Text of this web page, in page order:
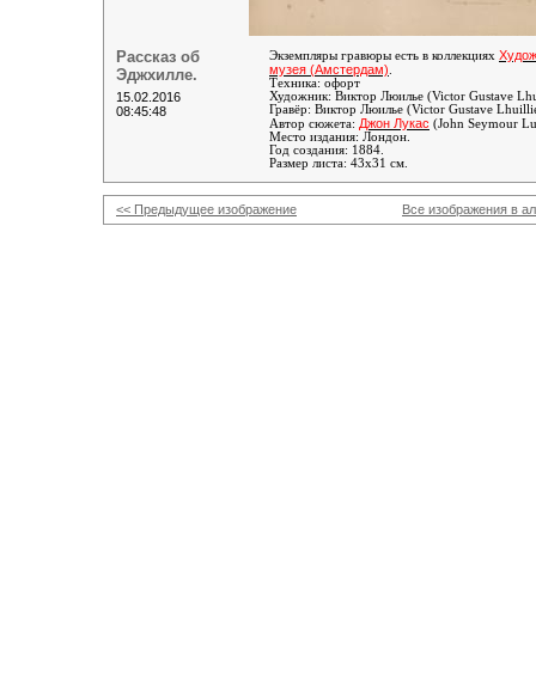
Рассказ об
Эджхилле.
15.02.2016
08:45:48
Экземпляры гравюры есть в коллекциях
музея (Амстердам)
Техника: офорт
Художник: Виктор Люилье (Victor Gustave
Гравёр: Виктор Люилье (Victor Gustave
Автор сюжета: Джон Лукас (John Seymour
Место издания: Лондон.
Год создания: 1884.
Размер листа: 43х31 см.
<< Предыдущее изображение Все изображения в